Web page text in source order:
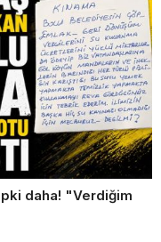
daha! "Verdiğim